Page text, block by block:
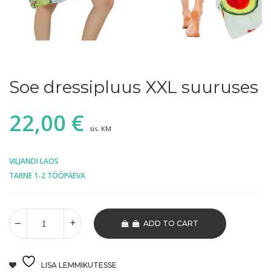
Soe dressipluus XXL suuruses
22,00 € sis. KM
VILJANDI LAOS
TARNE 1-2 TÖÖPÄEVA
ADD TO CART
LISA LEMMIKUTESSE